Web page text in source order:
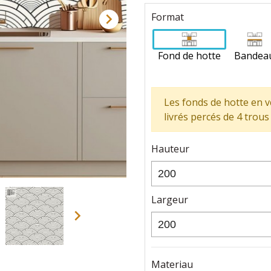


Format
Fond de hotte
Les fonds de hotte en
livrés percés de 4
Hauteur
Largeur
Materiau